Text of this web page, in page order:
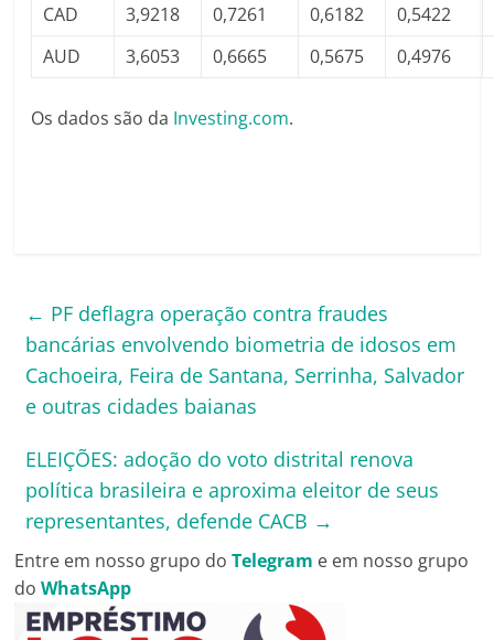
CAD
3,9218 0,7261 0,6182
0,5422
AUD
3,6053 0,6665 0,5675 0,4976
Os dados são da Investing.com.
← PF deflagra operação contra fraudes
bancárias envolvendo biometria de idosos em
Cachoeira, Feira de Santana, Serrinha, Salvador
e outras cidades baianas
ELEIÇÕES: adoção do voto distrital renova
política brasileira e aproxima eleitor de seus
representantes, defende CACB →
Entre em nosso grupo doTelegram e em nosso grupo
doWhatsApp